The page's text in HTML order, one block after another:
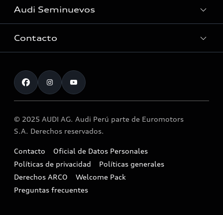
Concesionarios
Solicitud de cita online
Programa Audi Check
Llamado a revisión airbag Takata
Noticias
Audi Plus
Audi Seminuevos
Buscador
Contacto
Atención al cliente
© 2025 AUDI AG. Audi Perú parte de Euromotors
S.A. Derechos reservados.
Contacto
Oficial de Datos Personales
Políticas de privacidad
Políticas generales
Derechos ARCO
Welcome Pack
Preguntas frecuentes